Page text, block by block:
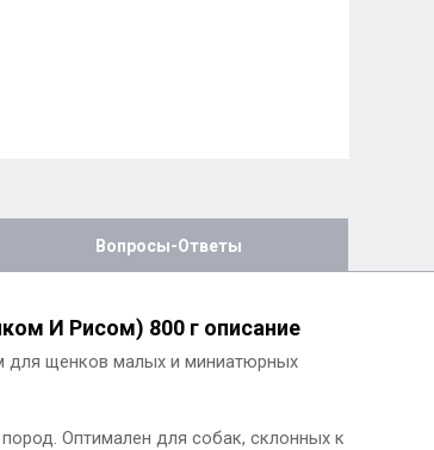
Вопросы-Ответы
И Рисом) 800 г описание
для щенков малых и миниатюрных
пород. Оптимален для собак, склонных к